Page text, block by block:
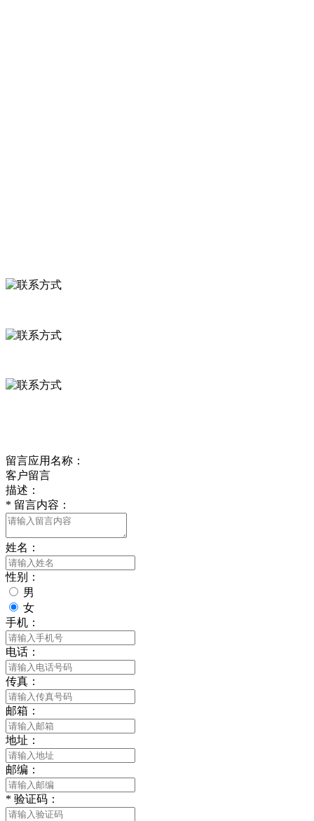
留言应用名称：
客户留言
描述：
* 留言内容：
姓名：
性别：
男
女
手机：
电话：
传真：
邮箱：
地址：
邮编：
* 验证码：